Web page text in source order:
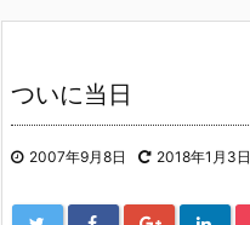
ついに当日
2007年9月8日 2018年1月3日